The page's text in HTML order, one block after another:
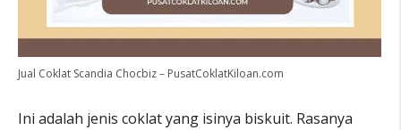
Jual Coklat Scandia Chocbiz – PusatCoklatKiloan.com
Ini adalah jenis coklat yang isinya biskuit. Rasanya